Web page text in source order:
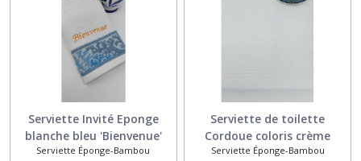
Serviette Invité Eponge
blanche bleu 'Bienvenue'
Serviette Éponge-Bambou
Serviette de toilette
Cordoue coloris crème
brodée
Serviette Éponge-Bambou